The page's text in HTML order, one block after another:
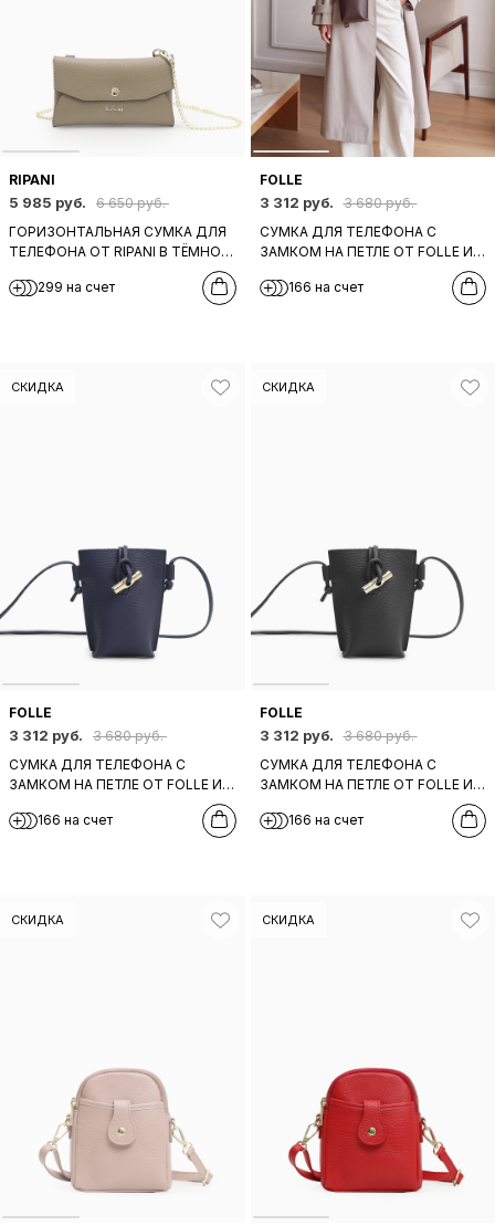
RIPANI
5 985 руб.
6 650 руб.
ГОРИЗОНТАЛЬНАЯ СУМКА ДЛЯ
ТЕЛЕФОНА ОТ RIPANI В ТЁМНО-
299 на счет
FOLLE
3 312 руб.
3 680 руб.
СУМКА ДЛЯ ТЕЛЕФОНА С
ЗАМКОМ НА ПЕТЛЕ ОТ FOLLE ИЗ
НАТУРАЛЬНОЙ КОРИЧНЕВОЙ
КОЖИ166 на счет
СКИДКА
FOLLE
3 312 руб.
3 680 руб.
СУМКА ДЛЯ ТЕЛЕФОНА С
ЗАМКОМ НА ПЕТЛЕ ОТ FOLLE ИЗ
НАТУРАЛЬНОЙ ТЕМНО-СИНЕЙ
КОЖИ166 на счет
СКИДКА
FOLLE
3 312 руб.
3 680 руб.
СУМКА ДЛЯ ТЕЛЕФОНА С
ЗАМКОМ НА ПЕТЛЕ ОТ FOLLE ИЗ
НАТУРАЛЬНОЙ ЧЕРНОЙ КОЖИ
166 на счет
СКИДКА СКИДКА